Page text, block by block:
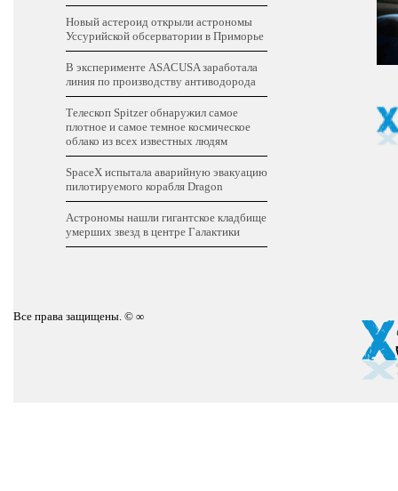
Новый астероид открыли астрономы
Уссурийской обсерватории в Приморье
В эксперименте ASACUSA заработала
линия по производству антиводорода
Телескоп Spitzer обнаружил самое
плотное и самое темное космическое
облако из всех известных людям
SpaceХ испытала аварийную эвакуацию
пилотируемого корабля Dragon
Астрономы нашли гигантское кладбище
умерших звезд в центре Галактики
Все права защищены. © ∞